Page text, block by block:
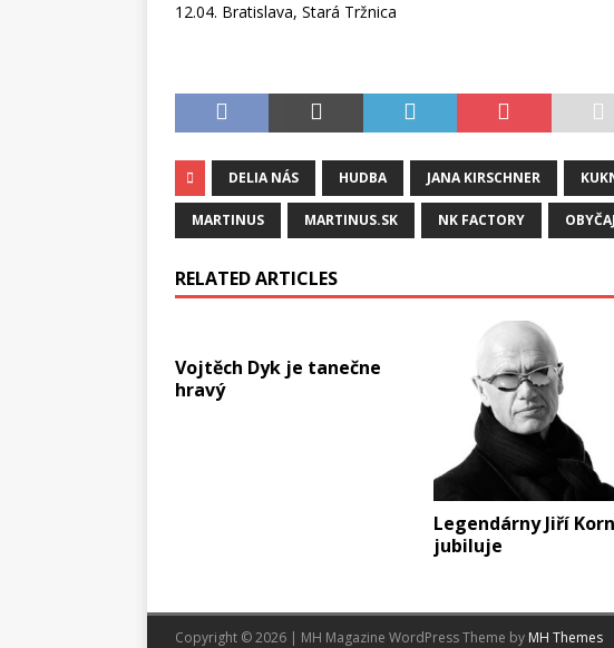
12.04. Bratislava, Stará Tržnica
DELIA NÁS HUDBA JANA KIRSCHNER
MARTINUS MARTINUS.SK NK FACTORY
RELATED ARTICLES
Vojtěch Dyk je tanečne
hravý
Legendárny Jiří Korn
jubiluje
Copyright © 2026 | MH Magazine WordPress Theme by MH Themes